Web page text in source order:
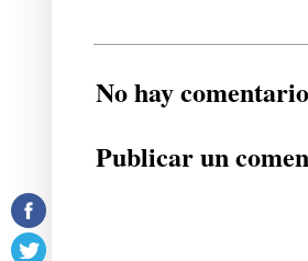
No hay
Publicar un